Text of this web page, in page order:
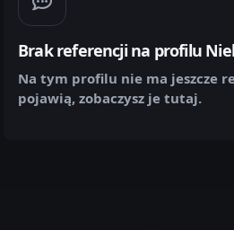
Brak referencji na profilu
Na tym profilu nie ma jeszcze
pojawią, zobaczysz je tutaj.